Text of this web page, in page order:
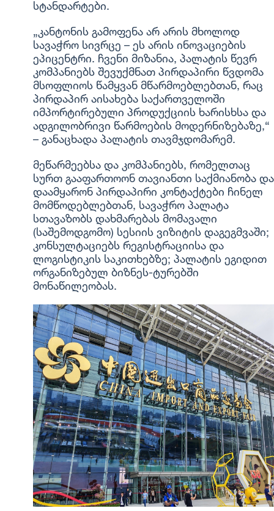
სტანდარტები.
„კანტონის გამოფენა არ არის მხოლოდ
სავაჭრო სივრცე – ეს არის ინოვაციების
ეპიცენტრი. ჩვენი მიზანია, პალატის წევრ
კომპანიებს შევუქმნათ პირდაპირი წვდომა
მსოფლიოს წამყვან მწარმოებლებთან, რაც
პირდაპირ აისახება საქართველოში
იმპორტირებული პროდუქციის ხარისხსა და
ადგილობრივი წარმოების მოდერნიზებაზე,“
– განაცხადა პალატის თავმჯდომარემ.
მეწარმეებსა და კომპანიებს, რომელთაც
სურთ გააფართოონ თავიანთი საქმიანობა და
დაამყარონ პირდაპირი კონტაქტები ჩინელ
მომწოდებლებთან, სავაჭრო პალატა
სთავაზობს დახმარებას მომავალი
(საშემოდგომო) სესიის ვიზიტის დაგეგმვაში;
კონსულტაციებს რეგისტრაციისა და
ლოგისტიკის საკითხებზე; პალატის ეგიდით
ორგანიზებულ ბიზნეს-ტურებში
მონაწილეობას.